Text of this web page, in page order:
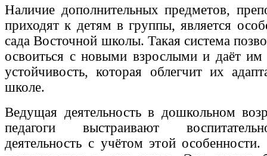
Наличие дополнительных предметов,
приходят к детям в группы, является
сада Восточной школы. Такая система
освоиться с новыми взрослыми и даёт
устойчивость, которая облегчит их
школе.
Ведущая деятельность в дошкольном
педагоги выстраивают
деятельность с учётом этой